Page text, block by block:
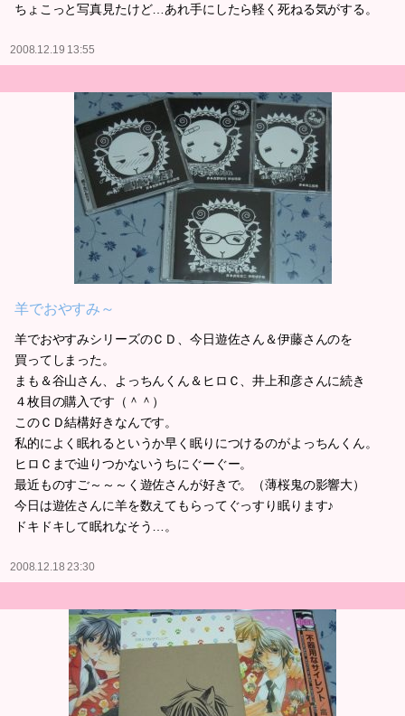
ちょこっと写真見たけど…あれ手にしたら軽く死ねる気がする。
2008.12.19 13:55
羊でおやすみ～
羊でおやすみシリーズのＣＤ、今日遊佐さん＆伊藤さんのを
買ってしまった。
まも＆谷山さん、よっちんくん＆ヒロＣ、井上和彦さんに続き
４枚目の購入です（＾＾）
このＣＤ結構好きなんです。
私的によく眠れるというか早く眠りにつけるのがよっちんくん。
ヒロＣまで辿りつかないうちにぐーぐー。
最近ものすご～～～く遊佐さんが好きで。（薄桜鬼の影響大）
今日は遊佐さんに羊を数えてもらってぐっすり眠ります♪
ドキドキして眠れなそう…。
2008.12.18 23:30